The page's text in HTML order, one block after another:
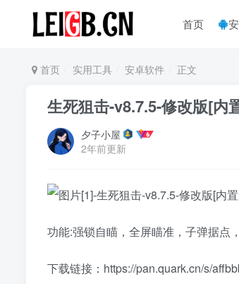
首页
首页 实用工具 安卓软件 正文
生死狙击-v8.7.5-修改版[内
夕子小屋
2年前更新
功能:强锁自瞄，全屏瞄准，子弹据点
下载链接：https://pan.quark.cn/s/